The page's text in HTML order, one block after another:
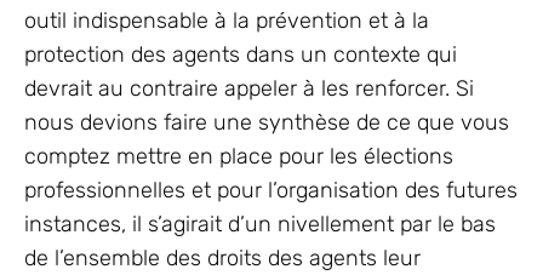
outil indispensable à la prévention et à la
protection des agents dans un contexte qui
devrait au contraire appeler à les renforcer. Si
nous devions faire une synthèse de ce que vous
comptez mettre en place pour les élections
professionnelles et pour l’organisation des futures
instances, il s’agirait d’un nivellement par le bas
de l’ensemble des droits des agents leur